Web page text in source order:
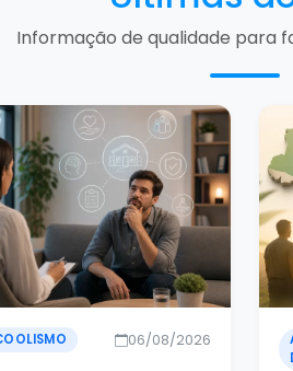
Informação de qualidade para
06/08/2026